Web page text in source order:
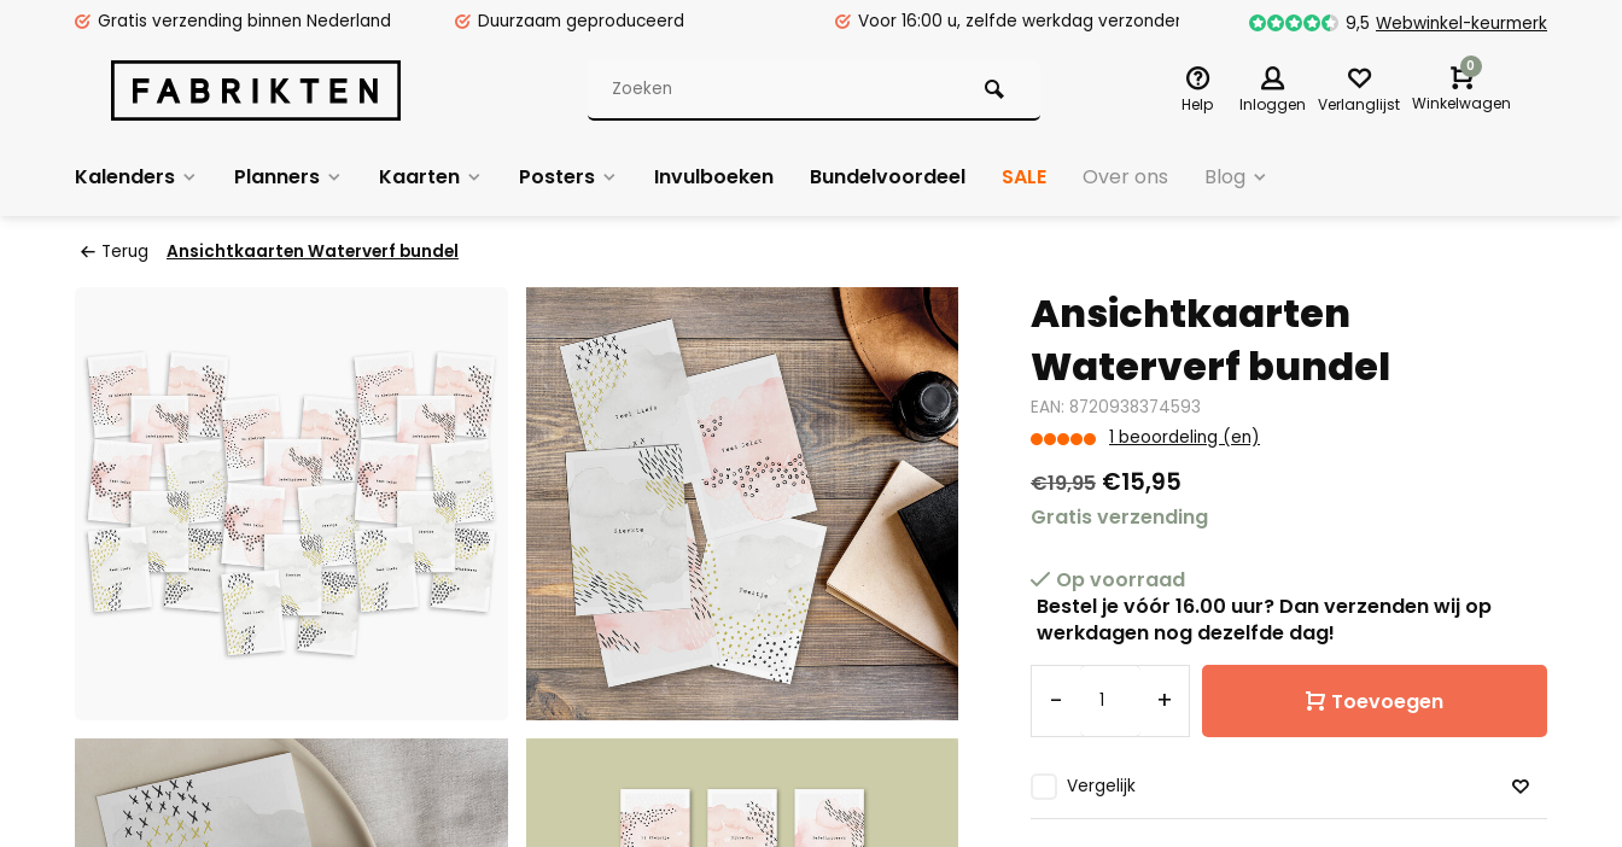
Gratis verzending binnen Nederland Duurzaam geproduceerd Voor 16:00 u, zelfde werkdag verzonden 9,5 Webwinkel-keurmerk
Help Inloggen Verlanglijst
0
Winkelwagen
Kalenders Planners Kaarten Posters Invulboeken Bundelvoordeel SALE Over ons Blog
Terug Ansichtkaarten Waterverf bundel
Ansichtkaarten
Waterverf bundel
EAN: 8720938374593
1 beoordeling (en)
€19,95 €15,95
Gratis verzending
Op voorraad
Bestel je vóór 16.00 uur? Dan verzenden wij op
werkdagen nog dezelfde dag!
- + Toevoegen
Vergelijk